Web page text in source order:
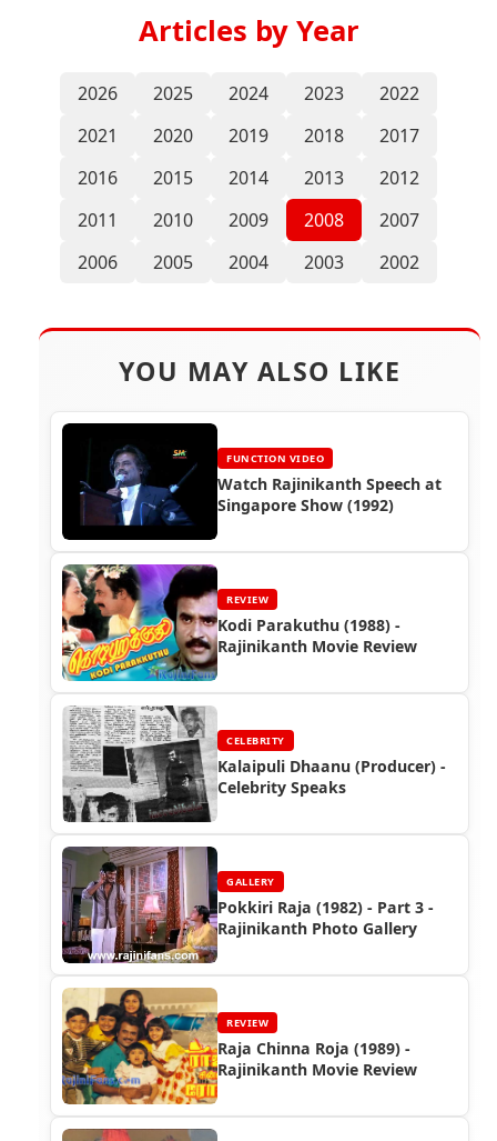
Articles by Year
2026 2025 2024 2023
2022
2021
2020 2019 2018
2017
2016
2015 2014 2013
2012
2011
2010 2009 2008
2007
2006
2005 2004 2003 2002
YOU MAY ALSO LIKE
FUNCTION VIDEO
Watch Rajinikanth Speech at
Singapore Show (1992)
REVIEW
Kodi Parakuthu (1988) -
Rajinikanth Movie Review
CELEBRITY
Kalaipuli Dhaanu (Producer) -
Celebrity Speaks
GALLERY
Pokkiri Raja (1982) - Part 3 -
Rajinikanth Photo Gallery
REVIEW
Raja Chinna Roja (1989) -
Rajinikanth Movie Review